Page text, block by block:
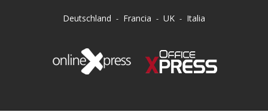
Deutschland - Francia - UK - Italia